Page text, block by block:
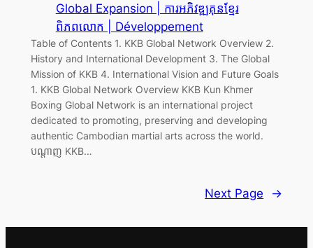
Global Expansion | ការអភិវឌ្ឍគុនខ្មែរ
ពិភពលោក | Développement
Table of Contents 1. KKB Global Network Overview 2.
History and International Development 3. The Global
Mission of KKB 4. International Vision and Future Goals
1. KKB Global Network Overview KKB Kun Khmer
Boxing Global Network is an international project
dedicated to promoting, preserving and developing
authentic Cambodian martial arts across the world.
បណ្តាញ KKB…
Next Page →